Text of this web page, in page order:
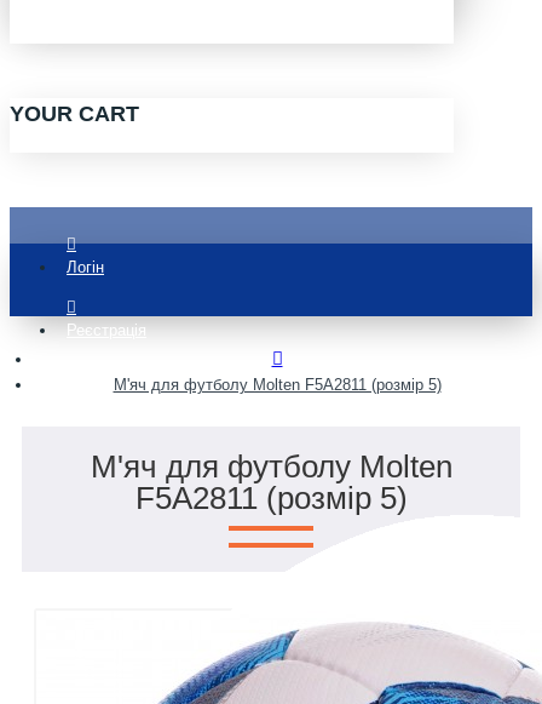
YOUR CART
Логін
Реєстрація
М'яч для футболу Molten F5A2811 (розмір 5)
М'яч для футболу Molten
F5A2811 (розмір 5)